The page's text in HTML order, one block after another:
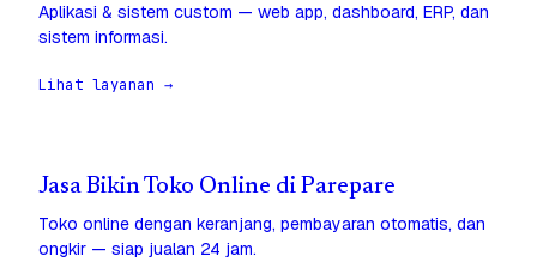
Aplikasi & sistem custom — web app, dashboard, ERP, dan
sistem informasi.
Lihat layanan →
Jasa Bikin Toko Online di Parepare
Toko online dengan keranjang, pembayaran otomatis, dan
ongkir — siap jualan 24 jam.